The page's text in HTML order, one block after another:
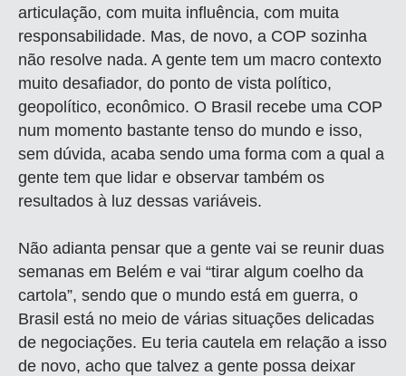
articulação, com muita influência, com muita
responsabilidade. Mas, de novo, a COP sozinha
não resolve nada. A gente tem um macro contexto
muito desafiador, do ponto de vista político,
geopolítico, econômico. O Brasil recebe uma COP
num momento bastante tenso do mundo e isso,
sem dúvida, acaba sendo uma forma com a qual a
gente tem que lidar e observar também os
resultados à luz dessas variáveis.
Não adianta pensar que a gente vai se reunir duas
semanas em Belém e vai “tirar algum coelho da
cartola”, sendo que o mundo está em guerra, o
Brasil está no meio de várias situações delicadas
de negociações. Eu teria cautela em relação a isso
de novo, acho que talvez a gente possa deixar